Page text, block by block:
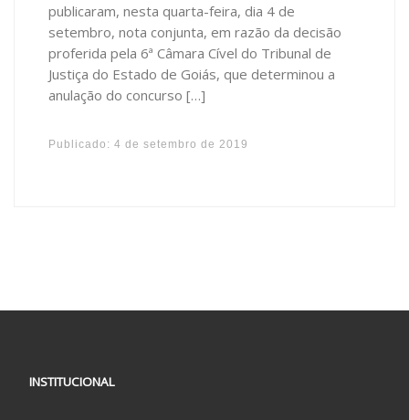
publicaram, nesta quarta-feira, dia 4 de
setembro, nota conjunta, em razão da decisão
proferida pela 6ª Câmara Cível do Tribunal de
Justiça do Estado de Goiás, que determinou a
anulação do concurso […]
Publicado: 4 de setembro de 2019
INSTITUCIONAL